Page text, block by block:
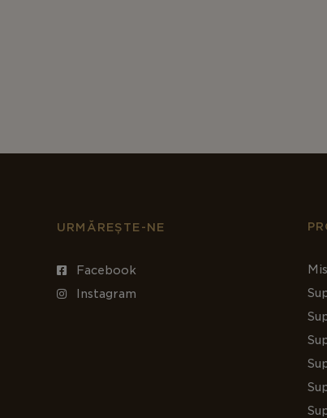
URMĂREȘTE-NE
Facebook
Instagram